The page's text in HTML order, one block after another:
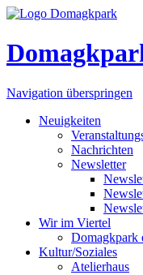
Navigation überspringen
Neuigkeiten
Nachrichten
Newsletter
Wir im Viertel
Domagkpark
Kultur/Soziales
Atelierhaus